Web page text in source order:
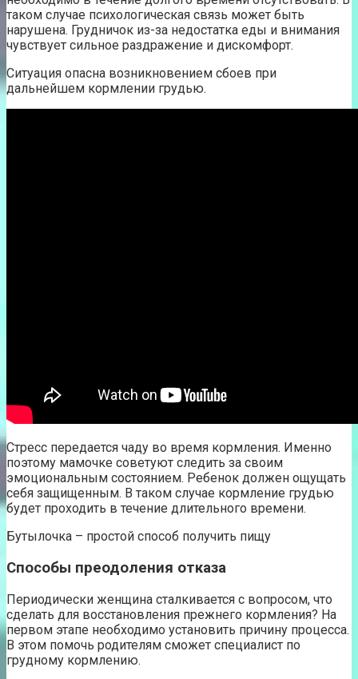
таком случае психологическая связь может быть
нарушена. Грудничок из-за недостатка еды и внимания
чувствует сильное раздражение и дискомфорт.
Ситуация опасна возникновением сбоев при
дальнейшем кормлении грудью.
Стресс передается чаду во время кормления. Именно
поэтому мамочке советуют следить за своим
эмоциональным состоянием. Ребенок должен ощущать
себя защищенным. В таком случае кормление грудью
будет проходить в течение длительного времени.
Бутылочка – простой способ получить пищу
Способы преодоления отказа
Периодически женщина сталкивается с вопросом, что
сделать для восстановления прежнего кормления? На
первом этапе необходимо установить причину процесса.
В этом помочь родителям сможет специалист по
грудному кормлению.